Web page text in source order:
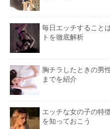
毎日エッチすること
トを徹底解析
胸チラしたときの男
までを紹介
エッチな女の子の特
を知っておこう